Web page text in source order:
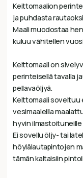
Keittomaalion
ja puhdasta
Maali muodostaa
kuluu vähitellen
Keittomaali on
perinteisellä tavalla
pellavaöljyä.
Keittomaali soveltuu
vesimaaleilla
hyvin ilmastoituneille
Ei sovellu öljy- tai
höylälautapintojen
tämän kaltaisiin